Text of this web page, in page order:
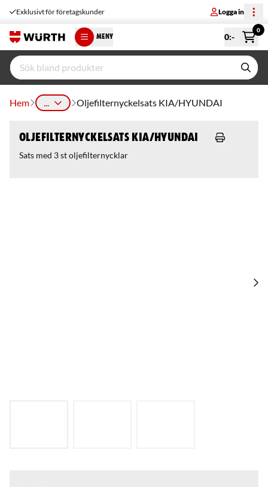
Exklusivt för företagskunder Logga in
MENY 0:-
0
Hem ... Oljefilternyckelsats KIA/HYUNDAI
Oljefilternyckelsats KIA/HYUNDAI
Sats med 3 st oljefilternycklar